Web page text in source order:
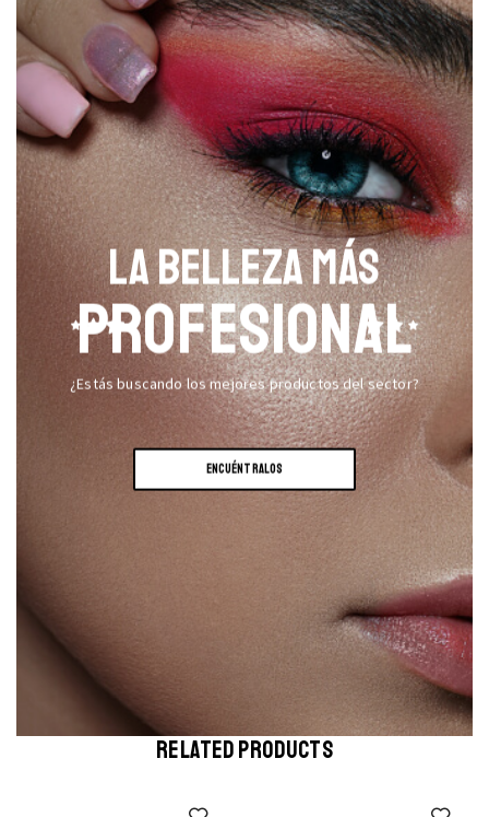
LA BELLEZA MÁS
PROFESIONAL
¿Estás buscando los mejores productos del sector?
ENCUÉNTRALOS
RELATED PRODUCTS